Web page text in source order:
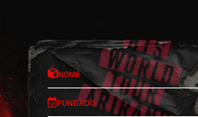
Nome
Fundado